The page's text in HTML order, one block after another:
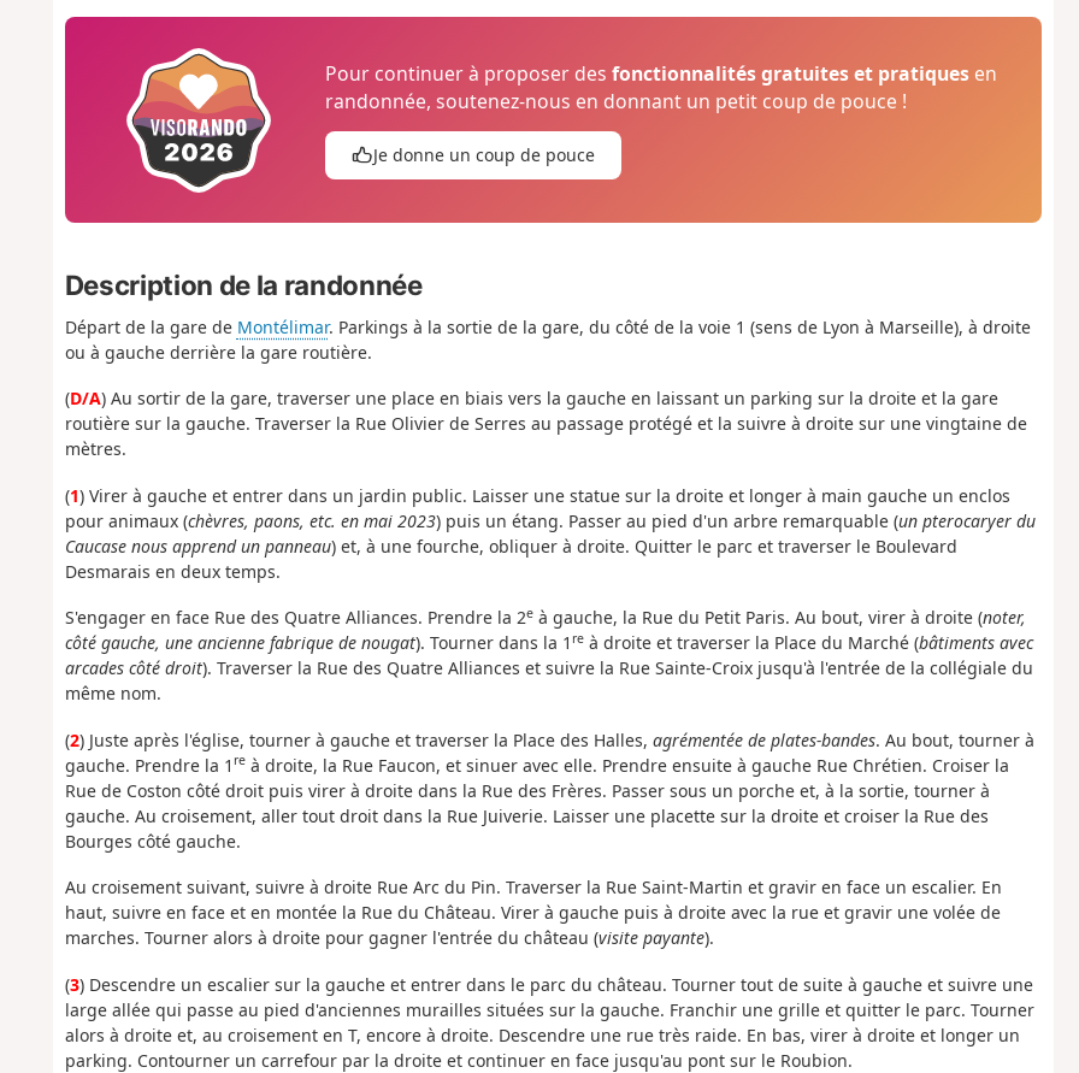
Pour continuer à proposer desfonctionnalités gratuites et pratiques en
randonnée, soutenez-nous en donnant un petit coup de pouce !
Je donne un coup de pouce
Description de la randonnée
Départ de la gare de Montélimar. Parkings à la sortie de la gare, du côté de la voie 1 (sens de Lyon à Marseille), à droite
ou à gauche derrière la gare routière.
(D/A) Au sortir de la gare, traverser une place en biais vers la gauche en laissant un parking sur la droite et la gare
routière sur la gauche. Traverser la Rue Olivier de Serres au passage protégé et la suivre à droite sur une vingtaine de
mètres.
(1) Virer à gauche et entrer dans un jardin public. Laisser une statue sur la droite et longer à main gauche un enclos
pour animaux (chèvres, paons, etc. en mai 2023) puis un étang. Passer au pied d'un arbre remarquable (un pterocaryer du
Caucase nous apprend un panneau) et, à une fourche, obliquer à droite. Quitter le parc et traverser le Boulevard
Desmarais en deux temps.
S'engager en face Rue des Quatre Alliances. Prendre la 2eà gauche, la Rue du Petit Paris. Au bout, virer à droite (noter,
côté gauche, une ancienne fabrique de nougat). Tourner dans la 1 reà droite et traverser la Place du Marché (bâtiments avec
arcades côté droit). Traverser la Rue des Quatre Alliances et suivre la Rue Sainte-Croix jusqu'à l'entrée de la collégiale du
même nom.
(2) Juste après l'église, tourner à gauche et traverser la Place des Halles, agrémentée de plates-bandes. Au bout, tourner à
gauche. Prendre la 1 reà droite, la Rue Faucon, et sinuer avec elle. Prendre ensuite à gauche Rue Chrétien. Croiser la
Rue de Coston côté droit puis virer à droite dans la Rue des Frères. Passer sous un porche et, à la sortie, tourner à
gauche. Au croisement, aller tout droit dans la Rue Juiverie. Laisser une placette sur la droite et croiser la Rue des
Bourges côté gauche.
Au croisement suivant, suivre à droite Rue Arc du Pin. Traverser la Rue Saint-Martin et gravir en face un escalier. En
haut, suivre en face et en montée la Rue du Château. Virer à gauche puis à droite avec la rue et gravir une volée de
marches. Tourner alors à droite pour gagner l'entrée du château (visite payante).
(3) Descendre un escalier sur la gauche et entrer dans le parc du château. Tourner tout de suite à gauche et suivre une
large allée qui passe au pied d'anciennes murailles situées sur la gauche. Franchir une grille et quitter le parc. Tourner
alors à droite et, au croisement en T, encore à droite. Descendre une rue très raide. En bas, virer à droite et longer un
parking. Contourner un carrefour par la droite et continuer en face jusqu'au pont sur le Roubion.